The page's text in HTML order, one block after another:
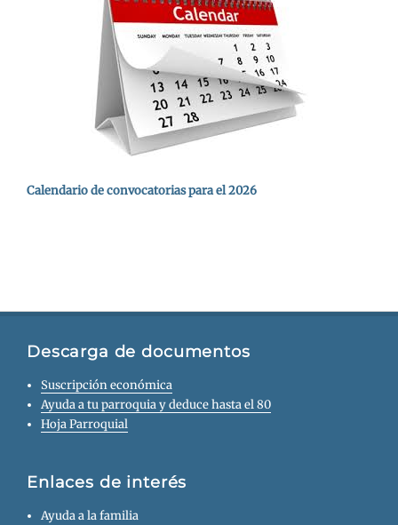
Calendario de convocatorias para el 2026
Descarga de documentos
Suscripción económica
Ayuda a tu parroquia y deduce hasta el 80
Hoja Parroquial
Enlaces de interés
Ayuda a la familia